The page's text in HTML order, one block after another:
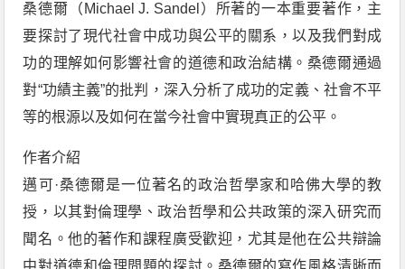
桑德爾（Michael J. Sandel）所著的一本重要著作，主
要探討了現代社會中成功與公平的關系，以及我們對成
功的理解如何影響社會的道德和政治結構。桑德爾通過
對“功績主義”的批判，深入分析了成功的定義、社會不平
等的根源以及如何在當今社會中實現真正的公平。
作者介紹
邁可·桑德爾是一位著名的政治哲學家和哈佛大學的教
授，以其對倫理學、政治哲學和公共政策的深入研究而
聞名。他的著作和課程廣受歡迎，尤其是他在公共辯論
中對道德和倫理問題的探討。桑德爾的寫作風格清晰而